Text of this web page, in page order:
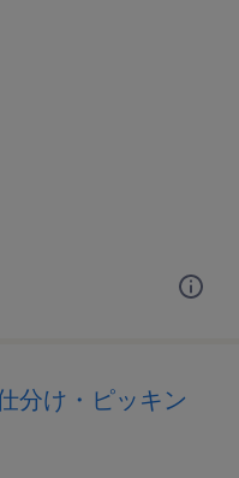
分け・ピッキン